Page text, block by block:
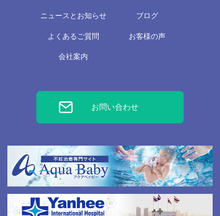
ニュースとお知らせ ブログ
よくあるご質問 お客様の声
会社案内
お問い合わせ